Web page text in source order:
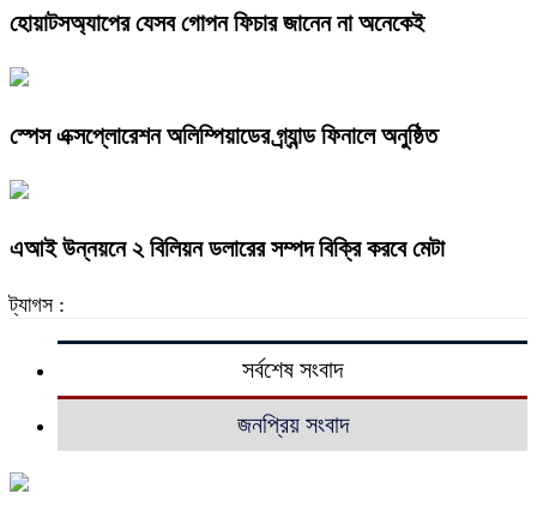
হোয়াটসঅ্যাপের যেসব গোপন ফিচার জানেন না অনেকেই
স্পেস এক্সপ্লোরেশন অলিম্পিয়াডের গ্র্যান্ড ফিনালে অনুষ্ঠিত
এআই উন্নয়নে ২ বিলিয়ন ডলারের সম্পদ বিক্রি করবে মেটা
ট্যাগস :
সর্বশেষ সংবাদ
জনপ্রিয় সংবাদ